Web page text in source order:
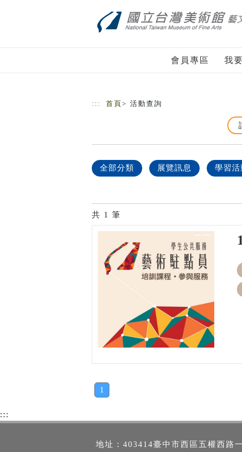
會員專區 我
::: 首頁 > 活動查詢
全部分類 展覽訊息 學習活
共 1 筆
1
:::
地址：403414臺中市西區五權西路